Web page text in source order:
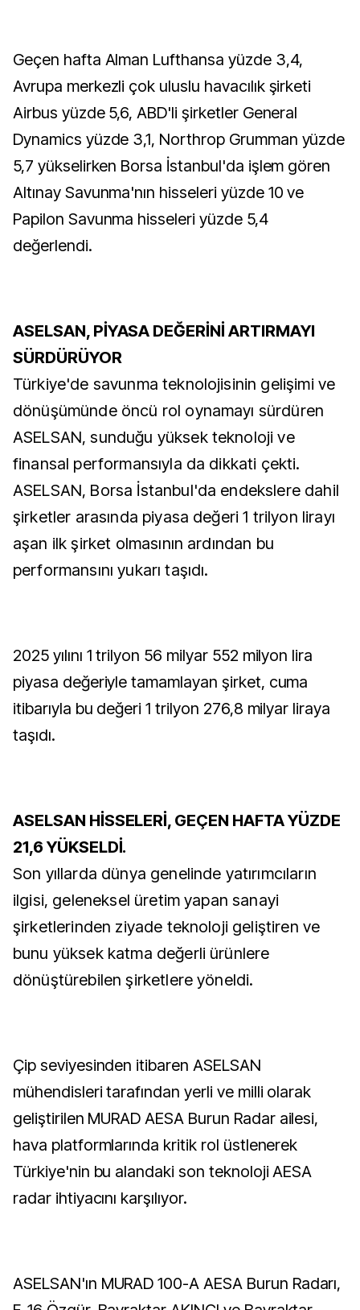
Geçen hafta Alman Lufthansa yüzde 3,4,
Avrupa merkezli çok uluslu havacılık şirketi
Airbus yüzde 5,6, ABD'li şirketler General
Dynamics yüzde 3,1, Northrop Grumman yüzde
5,7 yükselirken Borsa İstanbul'da işlem gören
Altınay Savunma'nın hisseleri yüzde 10 ve
Papilon Savunma hisseleri yüzde 5,4
değerlendi.
ASELSAN, PİYASA DEĞERİNİ ARTIRMAYI
SÜRDÜRÜYOR
Türkiye'de savunma teknolojisinin gelişimi ve
dönüşümünde öncü rol oynamayı sürdüren
ASELSAN, sunduğu yüksek teknoloji ve
finansal performansıyla da dikkati çekti.
ASELSAN, Borsa İstanbul'da endekslere dahil
şirketler arasında piyasa değeri 1 trilyon lirayı
aşan ilk şirket olmasının ardından bu
performansını yukarı taşıdı.
2025 yılını 1 trilyon 56 milyar 552 milyon lira
piyasa değeriyle tamamlayan şirket, cuma
itibarıyla bu değeri 1 trilyon 276,8 milyar liraya
taşıdı.
ASELSAN HİSSELERİ, GEÇEN HAFTA YÜZDE
21,6 YÜKSELDİ.
Son yıllarda dünya genelinde yatırımcıların
ilgisi, geleneksel üretim yapan sanayi
şirketlerinden ziyade teknoloji geliştiren ve
bunu yüksek katma değerli ürünlere
dönüştürebilen şirketlere yöneldi.
Çip seviyesinden itibaren ASELSAN
mühendisleri tarafından yerli ve milli olarak
geliştirilen MURAD AESA Burun Radar ailesi,
hava platformlarında kritik rol üstlenerek
Türkiye'nin bu alandaki son teknoloji AESA
radar ihtiyacını karşılıyor.
ASELSAN'ın MURAD 100-A AESA Burun Radarı,